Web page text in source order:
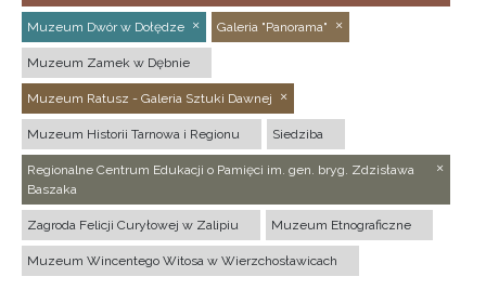
Muzeum Dwór w Dołędze Galeria "Panorama"
Muzeum Zamek w Dębnie
Muzeum Ratusz - Galeria Sztuki Dawnej
Muzeum Historii Tarnowa i Regionu Siedziba
Regionalne Centrum Edukacji o Pamięci im. gen. bryg. Zdzisława
Baszaka
Zagroda Felicji Curyłowej w Zalipiu Muzeum Etnograficzne
Muzeum Wincentego Witosa w Wierzchosławicach